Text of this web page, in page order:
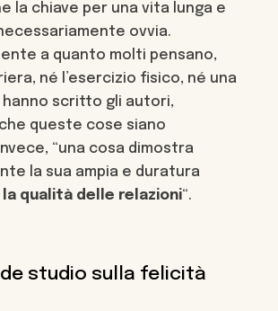
la chiave per una vita lunga e
ovvia.
a quanto molti pensano,
né l’esercizio fisico, né una
hanno scritto gli autori,
queste cose siano
“una cosa dimostra
la sua ampia e duratura
la qualità delle relazioni“.
studio sulla felicità